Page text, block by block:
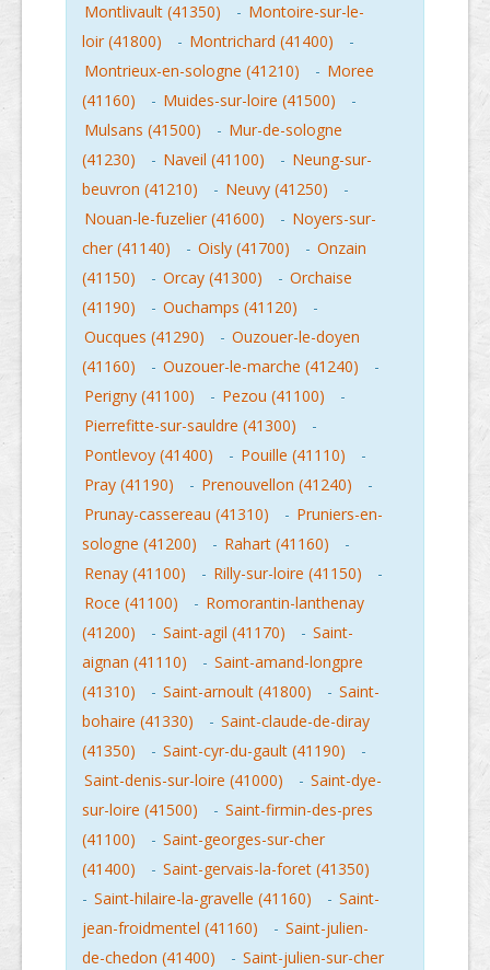
Montlivault (41350)
- Montoire-sur-le-
loir (41800)
- Montrichard (41400)
-
Montrieux-en-sologne (41210)
- Moree
(41160)
- Muides-sur-loire (41500)
-
Mulsans (41500)
- Mur-de-sologne
(41230)
- Naveil (41100) - Neung-sur-
beuvron (41210)
- Neuvy (41250)
-
Nouan-le-fuzelier (41600)
- Noyers-sur-
cher (41140)
- Oisly (41700) - Onzain
(41150)
- Orcay (41300) - Orchaise
(41190)
- Ouchamps (41120)
-
Oucques (41290)
- Ouzouer-le-doyen
(41160)
- Ouzouer-le-marche (41240)
-
Perigny (41100)
- Pezou (41100)
-
Pierrefitte-sur-sauldre (41300)
-
Pontlevoy (41400)
- Pouille (41110)
-
Pray (41190)
- Prenouvellon (41240)
-
Prunay-cassereau (41310)
- Pruniers-en-
sologne (41200)
- Rahart (41160)
-
Renay (41100)
- Rilly-sur-loire (41150)
-
Roce (41100)
- Romorantin-lanthenay
(41200)
- Saint-agil (41170) - Saint-
aignan (41110)
- Saint-amand-longpre
(41310)
- Saint-arnoult (41800) - Saint-
bohaire (41330)
- Saint-claude-de-diray
(41350)
- Saint-cyr-du-gault (41190)
-
Saint-denis-sur-loire (41000)
- Saint-dye-
sur-loire (41500)
- Saint-firmin-des-pres
(41100)
- Saint-georges-sur-cher
(41400)
- Saint-gervais-la-foret (41350)
- Saint-hilaire-la-gravelle (41160) - Saint-
jean-froidmentel (41160)
- Saint-julien-
de-chedon (41400)
- Saint-julien-sur-cher